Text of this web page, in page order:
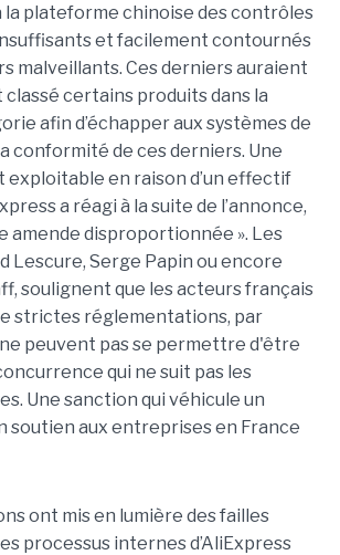
la plateforme chinoise des contrôles
et facilement contournés
malveillants. Ces derniers auraient
certains produits dans la
afin d’échapper aux systèmes de
conformité de ces derniers. Une
exploitable en raison d’un effectif
a réagi à la suite de l’annonce,
amende disproportionnée ». Les
Lescure, Serge Papin ou encore
soulignent que les acteurs français
strictes réglementations, par
peuvent pas se permettre d'être
qui ne suit pas les
Une sanction qui véhicule un
soutien aux entreprises en France
ont mis en lumière des failles
processus internes d’AliExpress